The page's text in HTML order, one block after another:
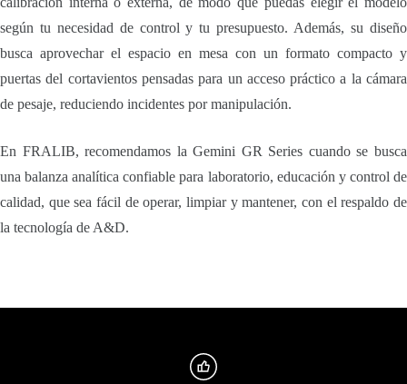
según tu necesidad de control y tu presupuesto. Además, su diseño
busca aprovechar el espacio en mesa con un formato compacto y
puertas del cortavientos pensadas para un acceso práctico a la cámara
de pesaje, reduciendo incidentes por manipulación.
En FRALIB, recomendamos la Gemini GR Series cuando se busca
una balanza analítica confiable para laboratorio, educación y control de
calidad, que sea fácil de operar, limpiar y mantener, con el respaldo de
la tecnología de A&D.